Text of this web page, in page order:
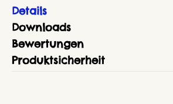
Details
Downloads
Bewertungen
Produktsicherheit